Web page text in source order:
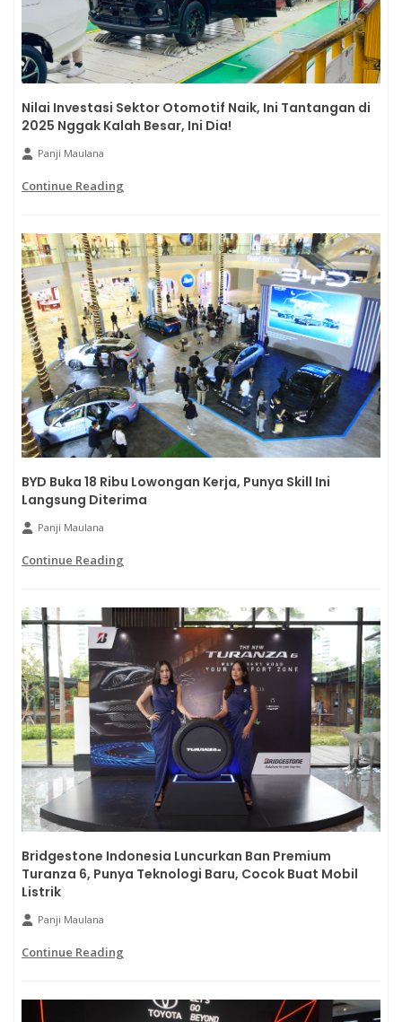
Nilai Investasi Sektor Otomotif Naik, Ini Tantangan di
2025 Nggak Kalah Besar, Ini Dia!
Panji Maulana
Continue Reading
BYD Buka 18 Ribu Lowongan Kerja, Punya Skill Ini
Langsung Diterima
Panji Maulana
Continue Reading
Bridgestone Indonesia Luncurkan Ban Premium
Turanza 6, Punya Teknologi Baru, Cocok Buat Mobil
Listrik
Panji Maulana
Continue Reading